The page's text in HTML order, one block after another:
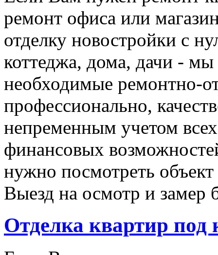
ремонт офиса или
отделку новостройки с
коттеджа, дома, дачи -
необходимые ремонтно-
профессионально,
непременным учетом
финансовых
нужно посмотреть
Выезд на осмотр и
Отделка квартир под